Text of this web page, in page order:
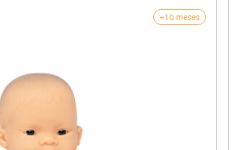
+10 meses